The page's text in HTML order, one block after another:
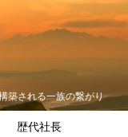
築される一族の繋がり
歴代社長